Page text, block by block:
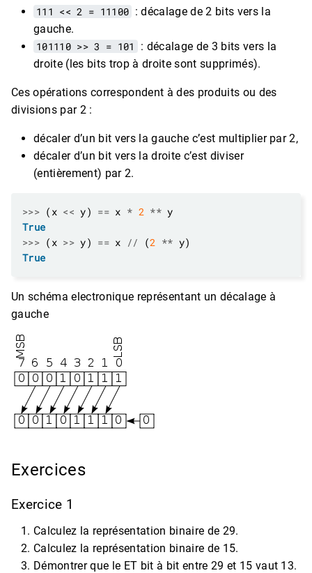
111 << 2 = 11100 : décalage de 2 bits vers la
gauche.
101110 >> 3 = 101
: décalage de 3 bits vers la
droite (les bits trop à droite sont supprimés).
Ces opérations correspondent à des produits ou des
divisions par 2 :
décaler d’un bit vers la gauche c’est multiplier par 2,
décaler d’un bit vers la droite c’est diviser
(entièrement) par 2.
>>> (x << y) == x * 2 **
True
>>> (x >> y) == x // (2 **
True
Un schéma electronique représentant un décalage à
gauche
Exercices
Exercice 1
Calculez la représentation binaire de 29.
Calculez la représentation binaire de 15.
Démontrer que le ET bit à bit entre 29 et 15 vaut 13.